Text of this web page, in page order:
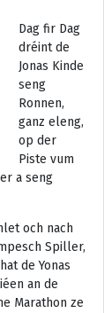
Dag fir Dag
dréint de
Jonas Kinde
seng
Ronnen,
ganz eleng,
op der
Piste vum
a seng
och nach
Spiller,
de Yonas
an de
Marathon ze